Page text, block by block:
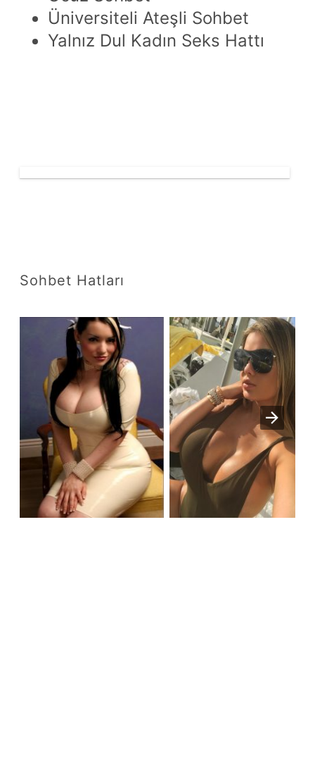
Üniversiteli Ateşli Sohbet
Yalnız Dul Kadın Seks Hattı
Sohbet Hatları